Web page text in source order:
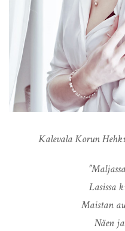
Kalevala Korun
Lasissa
Maistan
Näen